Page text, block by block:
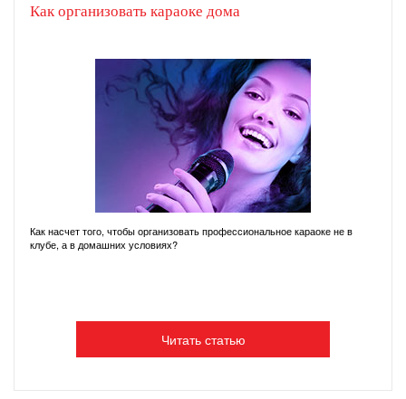
Как организовать караоке дома
Как насчет того, чтобы организовать профессиональное караоке не в
клубе, а в домашних условиях?
Читать статью